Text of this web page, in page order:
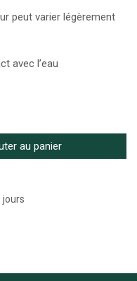
peut varier légèrement
avec l’eau
au panier
jours